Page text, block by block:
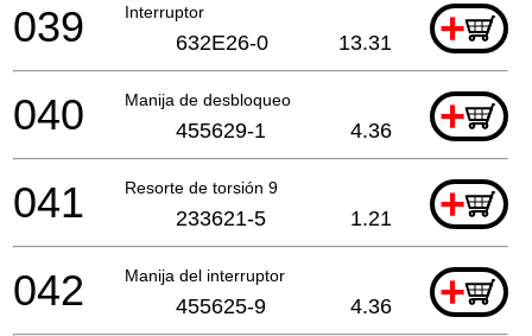
Interruptor +
039 632E26-0 13.31
Manija de desbloqueo +
040 455629-1 4.36
Resorte de torsión 9 +
041 233621-5 1.21
Manija del interruptor +
042 455625-9 4.36